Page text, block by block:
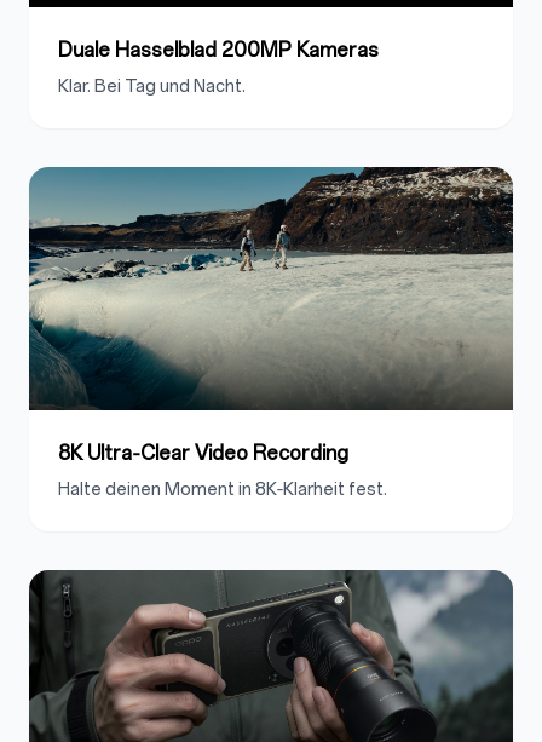
Duale Hasselblad 200MP Kameras
Klar. Bei Tag und Nacht.
8K Ultra‑Clear Video Recording
Halte deinen Moment in 8K‑Klarheit fest.